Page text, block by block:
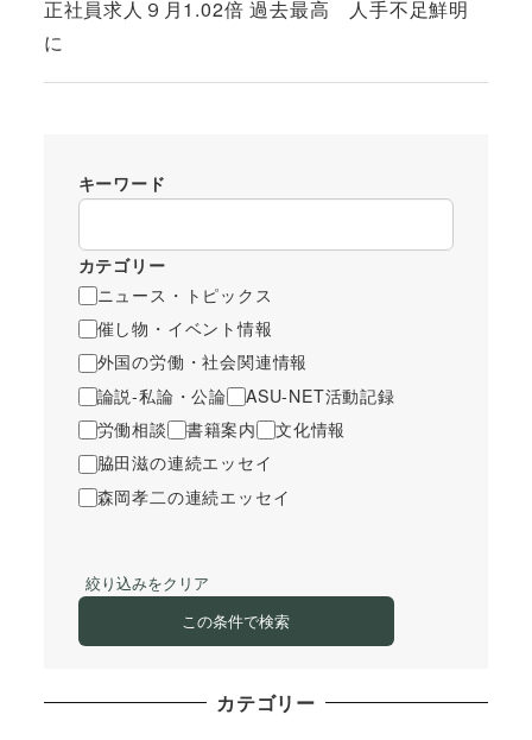
正社員求人９月1.02倍 過去最高 人手不足鮮明
に
キーワード
カテゴリー
ニュース・トピックス
催し物・イベント情報
外国の労働・社会関連情報
論説-私論・公論
ASU-NET活動記録
労働相談
書籍案内
文化情報
脇田滋の連続エッセイ
森岡孝二の連続エッセイ
絞り込みをクリア
この条件で検索
カテゴリー